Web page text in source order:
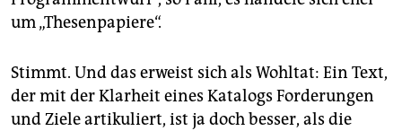
um „Thesenpapiere“.
Stimmt. Und das erweist sich als Wohltat: Ein Text,
der mit der Klarheit eines Katalogs Forderungen
und Ziele artikuliert, ist ja doch besser, als die